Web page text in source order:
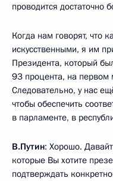
проводится достаточно
Когда нам говорят, что
искусственными, я им
Президента, который
93 процента, на первом
Следовательно, у нас
чтобы обеспечить
в парламенте, в
В.Путин: Хорошо.
которые Вы хотите
подтверждать